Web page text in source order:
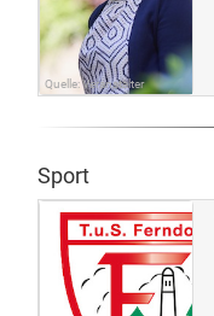
Quelle: Veranstalter
Sport